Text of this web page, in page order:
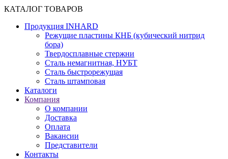
КАТАЛОГ ТОВАРОВ
Продукция INHARD
Режущие пластины КНБ (кубический нитрид
бора)
Твердосплавные стержни
Сталь немагнитная, НУБТ
Сталь быстрорежущая
Сталь штамповая
Каталоги
Компания
О компании
Доставка
Оплата
Вакансии
Представители
Контакты